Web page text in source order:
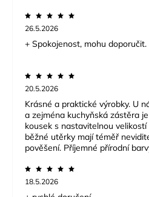
26.5.2026
+ Spokojenost, mohu doporučit.
20.5.2026
Krásné a praktické výrobky. U
a zejména kuchyňská zástěra
kousek s nastavitelnou
běžné utěrky mají téměř
pověšení. Příjemné přírodní
18.5.2026